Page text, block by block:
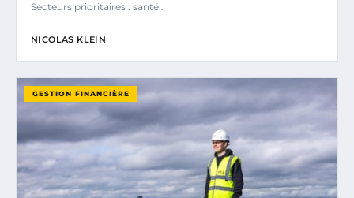
Secteurs prioritaires : santé…
NICOLAS KLEIN
GESTION FINANCIÈRE